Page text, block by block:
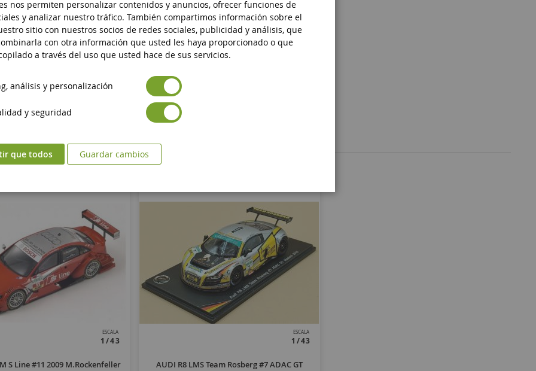
años
ESCALA
1/43
S Line #11 2009 M.Rockenfeller
ESCALA
1/43
AUDI R8 LMS Team Rosberg #7 ADAC GT
nos permiten personalizar contenidos y anuncios, ofrecer funciones de
y analizar nuestro tráfico. También compartimos información sobre el
sitio con nuestros socios de redes sociales, publicidad y análisis, que
con otra información que usted les haya proporcionado o que
a través del uso que usted hace de sus servicios.
análisis y personalización
y seguridad
que todos Guardar cambios